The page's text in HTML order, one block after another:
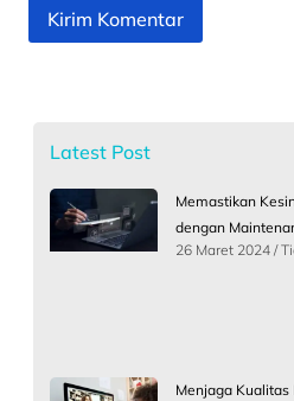
Latest Post
Memastikan
dengan
26 Maret 2024
Menjaga Kualitas